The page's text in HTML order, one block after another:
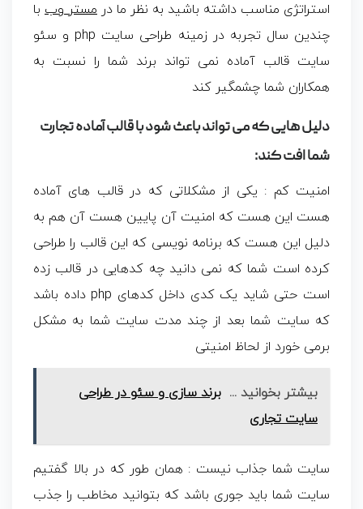
استراتژی مناسب داشته باشید به نظر ما در مستر وب با
چندین سال تجربه در زمینه طراحی سایت php و سئو
سایت قالب آماده نمی تواند برند شما را نسبت به
همکاران شما چشمگیر کند
دلیل هایی که می تواند باعث شود با قالب آماده تجارت
شما افت کند:
امنیت کم : یکی از مشکلاتی که در قالب های آماده
هست این هست که امنیت آن پایین هست آن هم به
دلیل این هست که برنامه نویسی که این قالب را طراحی
کرده است شما که نمی دانید چه کدهایی در قالب زده
است حتی شاید یک کدی داخل کدهای php داده باشد
که سایت شما بعد از چند مدت سایت شما به مشکل
برمی خورد از لحاظ امنیتی
بیشتر بخوانید ... برند سازی و سئو در طراحی
سایت تجاری
سایت شما جذاب نیست : همان طور که در بالا گفتیم
سایت شما باید جوری باشد که بتوانید مخاطب را جذب